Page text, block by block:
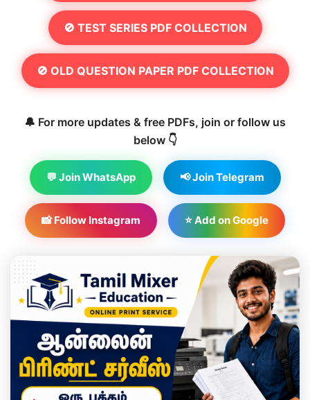
🚫 TEST SERIES PDF COLLECTION
🚫 OLD QUESTION PAPER PDF COLLECTION
🔔 For more updates & free PDFs, join or follow us
below 👇
💬 Join WhatsApp 📢 Join Telegram
📸 Follow Instagram ⭐ Add on Google